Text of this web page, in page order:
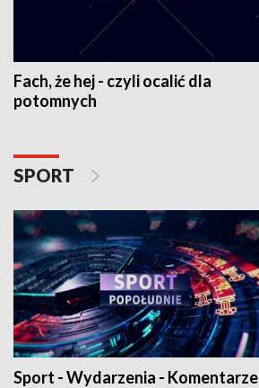
Fach, że hej - czyli ocalić dla
potomnych
SPORT
Sport - Wydarzenia - Komentarze